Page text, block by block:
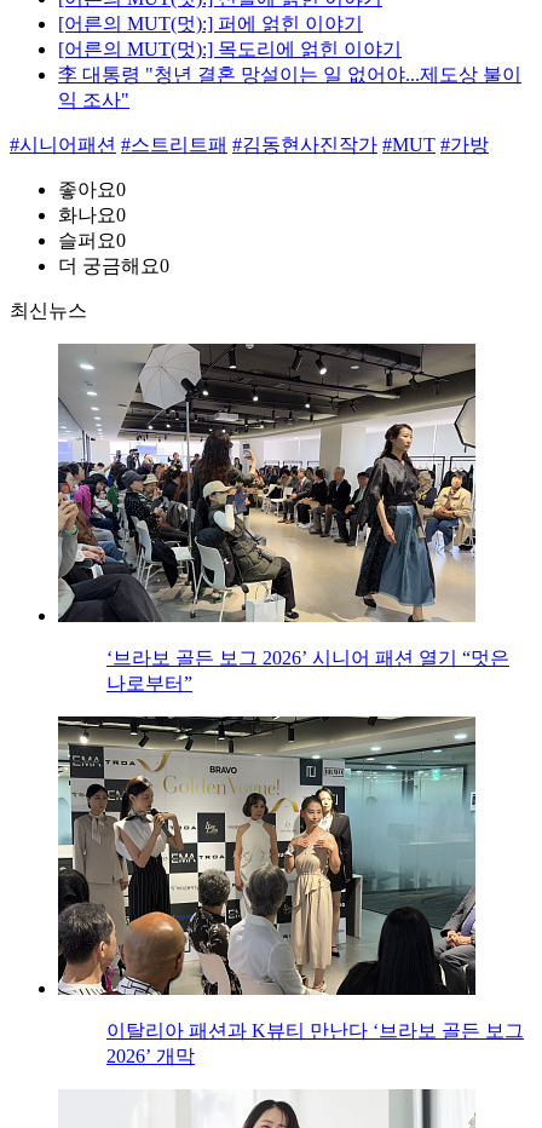
[어른의 MUT(멋):] 퍼에 얽힌 이야기
[어른의 MUT(멋):] 목도리에 얽힌 이야기
李 대통령 "청년 결혼 망설이는 일 없어야...제도상 불이
익 조사"
#시니어패션 #스트리트패 #김동현사진작가 #MUT #가방
좋아요0
화나요0
슬퍼요0
더 궁금해요0
최신뉴스
‘브라보 골든 보그 2026’ 시니어 패션 열기 “멋은
나로부터”
이탈리아 패션과 K뷰티 만난다 ‘브라보 골든 보그
2026’ 개막